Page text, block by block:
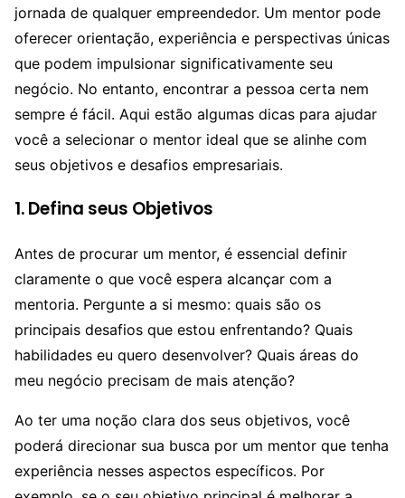
jornada de qualquer empreendedor. Um mentor pode
oferecer orientação, experiência e perspectivas únicas
que podem impulsionar significativamente seu
negócio. No entanto, encontrar a pessoa certa nem
sempre é fácil. Aqui estão algumas dicas para ajudar
você a selecionar o mentor ideal que se alinhe com
seus objetivos e desafios empresariais.
1. Defina seus Objetivos
Antes de procurar um mentor, é essencial definir
claramente o que você espera alcançar com a
mentoria. Pergunte a si mesmo: quais são os
principais desafios que estou enfrentando? Quais
habilidades eu quero desenvolver? Quais áreas do
meu negócio precisam de mais atenção?
Ao ter uma noção clara dos seus objetivos, você
poderá direcionar sua busca por um mentor que tenha
experiência nesses aspectos específicos. Por